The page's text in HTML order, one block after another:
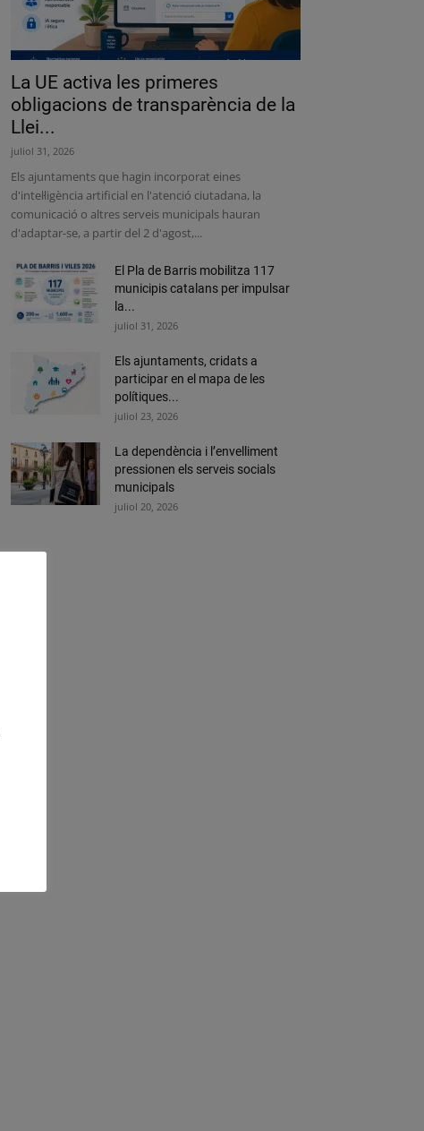
La UE activa les primeres
obligacions de transparència de la
Llei...
juliol 31, 2026
Els ajuntaments que hagin incorporat eines
d'intel·ligència artificial en l'atenció ciutadana, la
comunicació o altres serveis municipals hauran
d'adaptar-se, a partir del 2 d'agost,...
El Pla de Barris mobilitza 117
municipis catalans per impulsar
la...
juliol 31, 2026
Els ajuntaments, cridats a
participar en el mapa de les
polítiques...
juliol 23, 2026
La dependència i l’envelliment
pressionen els serveis socials
municipals
juliol 20, 2026